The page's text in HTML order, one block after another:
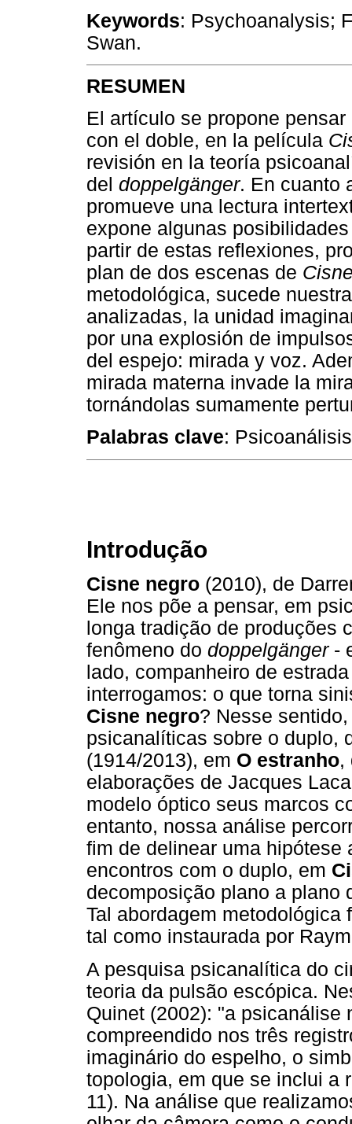
Keywords: Psychoanalysis;
Swan.
RESUMEN
El artículo se propone
con el doble, en la película
revisión en la teoría
del doppelgänger. En cuanto
promueve una lectura
expone algunas
partir de estas reflexiones,
plan de dos escenas de
metodológica, sucede
analizadas, la unidad
por una explosión de
del espejo: mirada y voz.
mirada materna invade la
tornándolas sumamente
Palabras clave:
Introdução
Cisne negro (2010), de
Ele nos põe a pensar, em
longa tradição de produções
fenômeno do doppelgänger-
lado, companheiro de
interrogamos: o que torna
Cisne negro? Nesse
psicanalíticas sobre o duplo,
(1914/2013), em O estranho,
elaborações de Jacques
modelo óptico seus marcos
entanto, nossa análise
fim de delinear uma hipótese
encontros com o duplo, em
decomposição plano a plano
Tal abordagem
tal como instaurada por
A pesquisa psicanalítica do
teoria da pulsão escópica.
Quinet (2002): "a psicanálise
compreendido nos três
imaginário do espelho, o
topologia, em que se inclui a
11). Na análise que